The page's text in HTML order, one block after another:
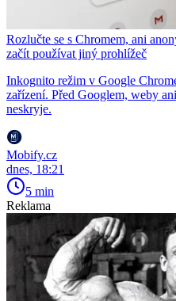
Rozlučte se s Chromem, ani
začít používat jiný prohlížeč
Inkognito režim v Google
zařízení. Před Googlem, weby
neskryje.
Mobify.cz
dnes, 18:21
5 min
Reklama